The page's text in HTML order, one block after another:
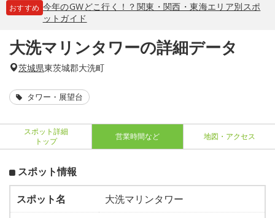
おすすめ 今年のGWどこ行く！？関東・関西・東海エリア別スポ
ットガイド
大洗マリンタワーの詳細データ
茨城県東茨城郡大洗町
タワー・展望台
スポット詳細
トップ
営業時間など 地図・アクセス
スポット情報
スポット名
大洗マリンタワー